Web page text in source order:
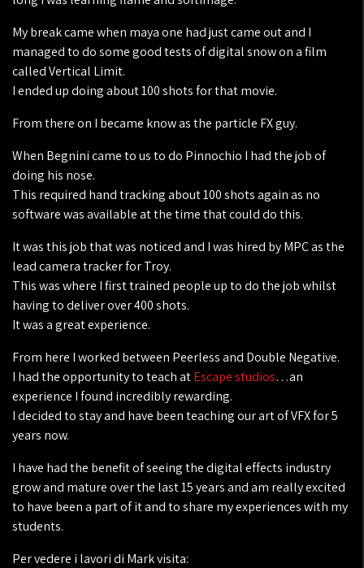
My break came when maya one had just came out and I
managed to do some good tests of digital snow on a film
called Vertical Limit.
I ended up doing about 100 shots for that movie.
From there on I became know as the particle FX guy.
When Begnini came to us to do Pinnochio I had the job of
doing his nose.
This required hand tracking about 100 shots again as no
software was available at the time that could do this.
It was this job that was noticed and I was hired by MPC as the
lead camera tracker for Troy.
This was where I first trained people up to do the job whilst
having to deliver over 400 shots.
It was a great experience.
From here I worked between Peerless and Double Negative.
I had the opportunity to teach atEscape studios…an
experience I found incredibly rewarding.
I decided to stay and have been teaching our art of VFX for 5
years now.
I have had the benefit of seeing the digital effects industry
grow and mature over the last 15 years and am really excited
to have been a part of it and to share my experiences with my
students.
Per vedere i lavori di Mark visita: